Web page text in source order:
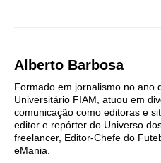
Alberto Barbosa
Formado em jornalismo no ano
Universitário FIAM, atuou em
comunicação como editoras e
editor e repórter do Universo
freelancer, Editor-Chefe do
eMania.